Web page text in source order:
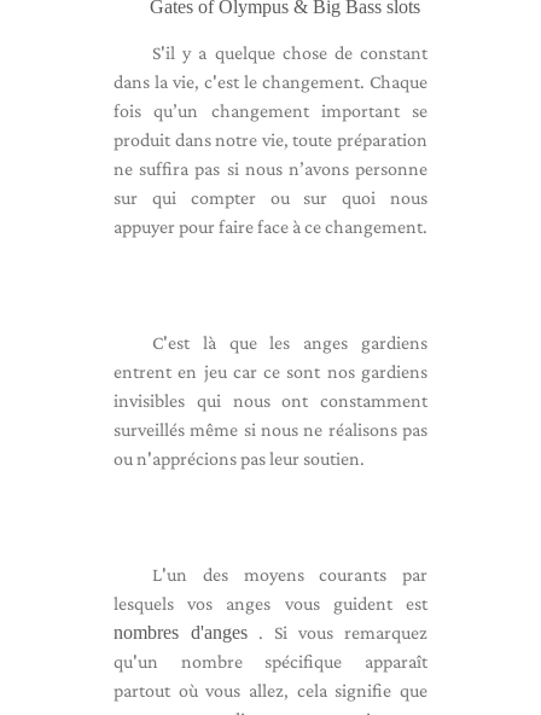
Gates of Olympus & Big Bass slots
S'il y a quelque chose de constant
dans la vie, c'est le changement. Chaque
fois qu’un changement important se
produit dans notre vie, toute préparation
ne suffira pas si nous n’avons personne
sur qui compter ou sur quoi nous
appuyer pour faire face à ce changement.
C'est là que les anges gardiens
entrent en jeu car ce sont nos gardiens
invisibles qui nous ont constamment
surveillés même si nous ne réalisons pas
ou n'apprécions pas leur soutien.
L'un des moyens courants par
lesquels vos anges vous guident est
nombres d'anges . Si vous remarquez
qu'un nombre spécifique apparaît
partout où vous allez, cela signifie que